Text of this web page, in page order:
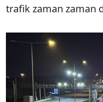
trafik zaman zaman